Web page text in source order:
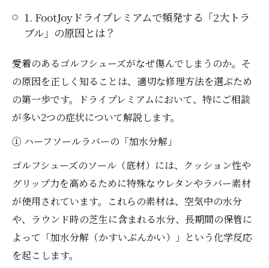
1. FootJoyドライプレミアムで頻発する「2大トラ
ブル」の原因とは？
愛着のあるゴルフシューズがなぜ傷んでしまうのか。そ
の原因を正しく知ることは、適切な修理方法を選ぶため
の第一歩です。ドライプレミアムにおいて、特にご相談
が多い2つの症状について解説します。
① ハーフソールラバーの「加水分解」
ゴルフシューズのソール（底材）には、クッション性や
グリップ力を高めるために特殊なウレタンやラバー素材
が使用されています。これらの素材は、空気中の水分
や、ラウンド時の芝生に含まれる水分、長期間の保管に
よって「加水分解（かすいぶんかい）」という化学反応
を起こします。